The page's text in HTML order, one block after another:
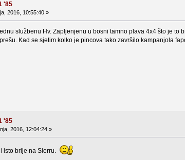
'85
2016, 10:55:40 »
službenu Hv. Zapljenjenu u bosni tamno plava 4x4 što je to
Kad se sjetim kolko je pincova tako završilo kampanjola
'85
2016, 12:04:24 »
isto brije na Sierru.